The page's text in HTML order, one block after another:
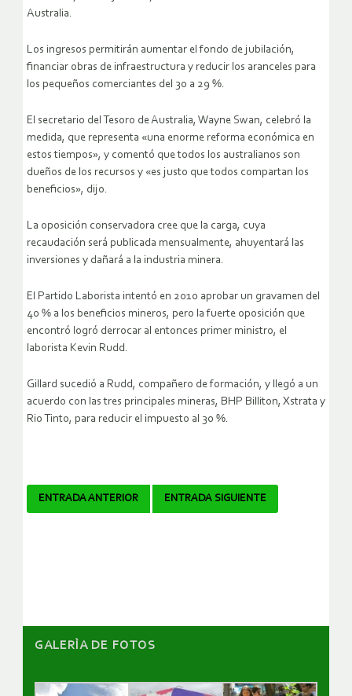
Australia.
Los ingresos permitirán aumentar el fondo de jubilación,
financiar obras de infraestructura y reducir los aranceles para
los pequeños comerciantes del 30 a 29 %.
El secretario del Tesoro de Australia, Wayne Swan, celebró la
medida, que representa «una enorme reforma económica en
estos tiempos», y comentó que todos los australianos son
dueños de los recursos y «es justo que todos compartan los
beneficios», dijo.
La oposición conservadora cree que la carga, cuya
recaudación será publicada mensualmente, ahuyentará las
inversiones y dañará a la industria minera.
El Partido Laborista intentó en 2010 aprobar un gravamen del
40 % a los beneficios mineros, pero la fuerte oposición que
encontró logró derrocar al entonces primer ministro, el
laborista Kevin Rudd.
Gillard sucedió a Rudd, compañero de formación, y llegó a un
acuerdo con las tres principales mineras, BHP Billiton, Xstrata y
Rio Tinto, para reducir el impuesto al 30 %.
Navegador
ENTRADA ANTERIOR ENTRADA SIGUIENTE
GALERÌA DE FOTOS